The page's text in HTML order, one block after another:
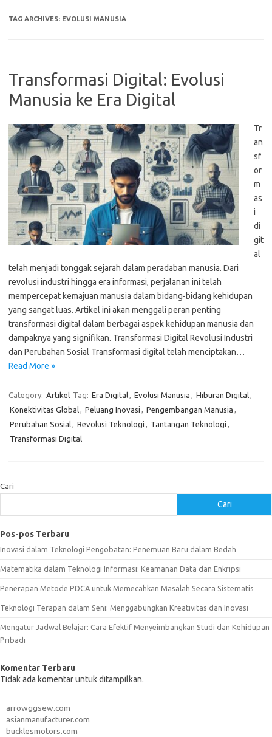
TAG ARCHIVES: EVOLUSI MANUSIA
Transformasi Digital: Evolusi
Manusia ke Era Digital
Tr
an
sf
or
m
as
i
di
git
al
telah menjadi tonggak sejarah dalam peradaban manusia. Dari
revolusi industri hingga era informasi, perjalanan ini telah
mempercepat kemajuan manusia dalam bidang-bidang kehidupan
yang sangat luas. Artikel ini akan menggali peran penting
transformasi digital dalam berbagai aspek kehidupan manusia dan
dampaknya yang signifikan. Transformasi Digital Revolusi Industri
dan Perubahan Sosial Transformasi digital telah menciptakan…
Read More »
Category: Artikel Tag: Era Digital, Evolusi Manusia , Hiburan Digital,
Konektivitas Global, Peluang Inovasi , Pengembangan Manusia ,
Perubahan Sosial, Revolusi Teknologi , Tantangan Teknologi ,
Transformasi Digital
Cari
Cari
Pos-pos Terbaru
Inovasi dalam Teknologi Pengobatan: Penemuan Baru dalam Bedah
Matematika dalam Teknologi Informasi: Keamanan Data dan Enkripsi
Penerapan Metode PDCA untuk Memecahkan Masalah Secara Sistematis
Teknologi Terapan dalam Seni: Menggabungkan Kreativitas dan Inovasi
Mengatur Jadwal Belajar: Cara Efektif Menyeimbangkan Studi dan Kehidupan
Pribadi
Komentar Terbaru
Tidak ada komentar untuk ditampilkan.
arrowggsew.com
asianmanufacturer.com
bucklesmotors.com